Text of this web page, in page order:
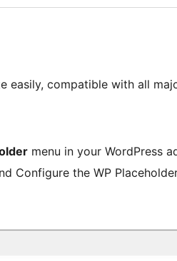
easily, compatible with all
menu in your WordPress
Configure the WP